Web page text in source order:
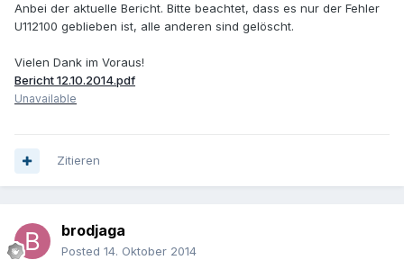
Anbei der aktuelle Bericht. Bitte beachtet, dass es nur der Fehler
U112100 geblieben ist, alle anderen sind gelöscht.
Vielen Dank im Voraus!
Bericht 12.10.2014.pdf
Unavailable
Zitieren
brodjaga
Posted 14. Oktober 2014